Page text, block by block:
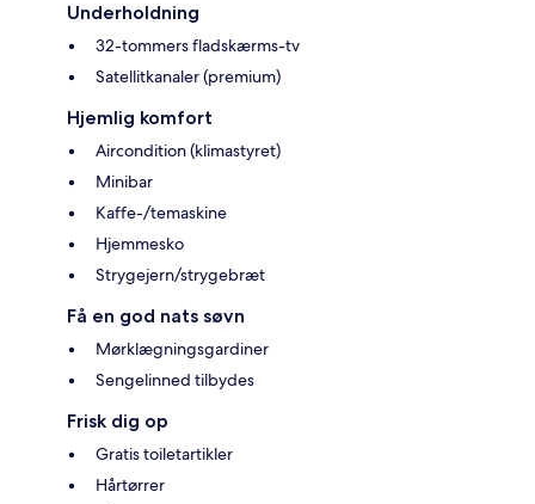
Underholdning
32-tommers fladskærms-tv
Satellitkanaler (premium)
Hjemlig komfort
Aircondition (klimastyret)
Minibar
Kaffe-/temaskine
Hjemmesko
Strygejern/strygebræt
Få en god nats søvn
Mørklægningsgardiner
Sengelinned tilbydes
Frisk dig op
Gratis toiletartikler
Hårtørrer